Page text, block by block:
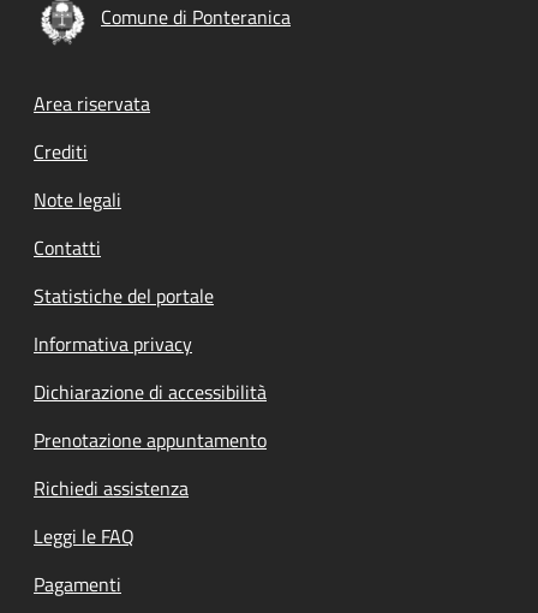
Comune di Ponteranica
Footer menu
Area riservata
Crediti
Note legali
Contatti
Statistiche del portale
Informativa privacy
Dichiarazione di accessibilità
Prenotazione appuntamento
Richiedi assistenza
Leggi le FAQ
Pagamenti